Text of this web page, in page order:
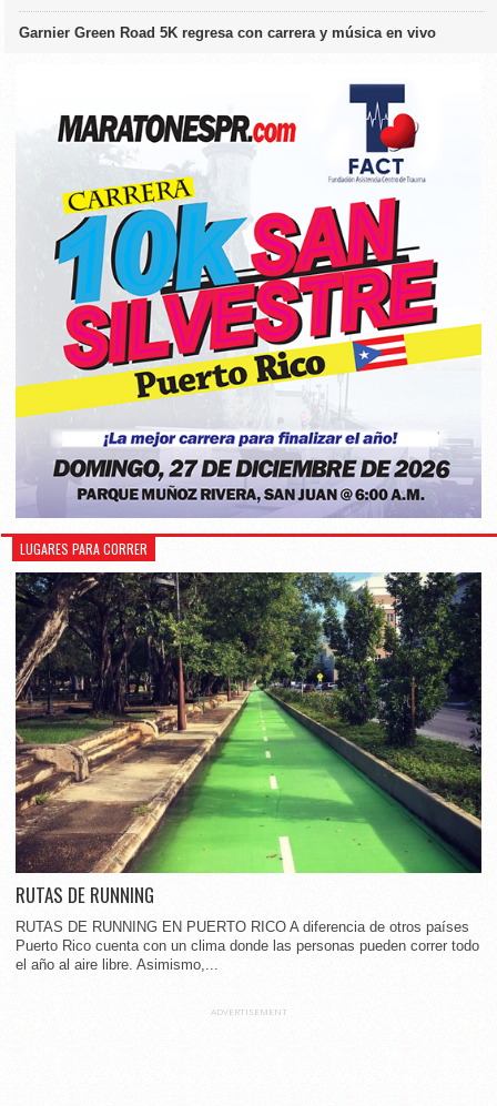
Garnier Green Road 5K regresa con carrera y música en vivo
LUGARES PARA CORRER
RUTAS DE RUNNING
RUTAS DE RUNNING EN PUERTO RICO A diferencia de otros países
Puerto Rico cuenta con un clima donde las personas pueden correr todo
el año al aire libre. Asimismo,...
ADVERTISEMENT